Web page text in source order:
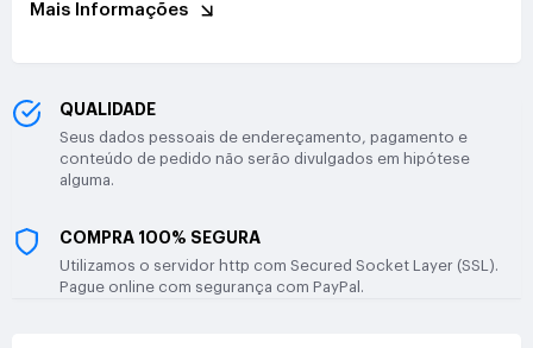
Mais Informações
QUALIDADE
Seus dados pessoais de endereçamento, pagamento e
conteúdo de pedido não serão divulgados em hipótese
alguma.
COMPRA 100% SEGURA
Utilizamos o servidor http com Secured Socket Layer (SSL).
Pague online com segurança com PayPal.